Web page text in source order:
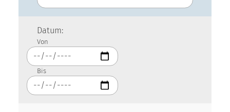
Datum:
Von
Bis